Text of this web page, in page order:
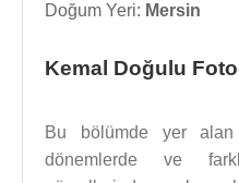
Doğum Yeri: Mersin
Kemal Doğulu
Bu bölümde yer alan
dönemlerde ve